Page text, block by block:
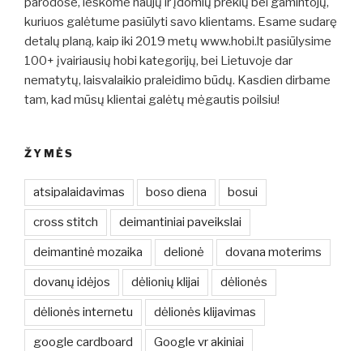
kuriuos galėtume pasiūlyti savo klientams. Esame sudarę
detalų planą, kaip iki 2019 metų www.hobi.lt pasiūlysime
100+ įvairiausių hobi kategorijų, bei Lietuvoje dar
nematytų, laisvalaikio praleidimo būdų. Kasdien dirbame
tam, kad mūsų klientai galėtų mėgautis poilsiu!
ŽYMĖS
atsipalaidavimas boso diena bosui
cross stitch deimantiniai paveikslai
deimantinė mozaika delionė dovana moterims
dovanų idėjos dėlionių klijai dėlionės
dėlionės internetu dėlionės klijavimas
google cardboard Google vr akiniai